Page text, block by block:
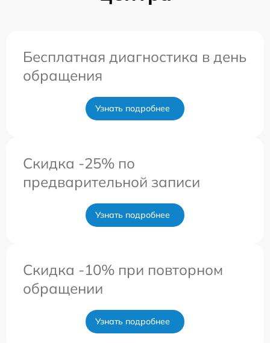
Бесплатная диагностика в день
обращения
Узнать подробнее
Скидка -25% по
предварительной записи
Узнать подробнее
Скидка -10% при повторном
обращении
Узнать подробнее